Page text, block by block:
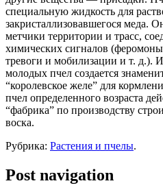
специальную жидкость для
закристаллизовавшегося меда.
метчики территории и трасс,
химических сигналов
тревоги и мобилизации и т. д.).
молодых пчел создается
“королевское желе” для
пчел определенного возраста
“фабрика” по производству
воска.
Рубрика: Растения и пчелы.
Post navigation